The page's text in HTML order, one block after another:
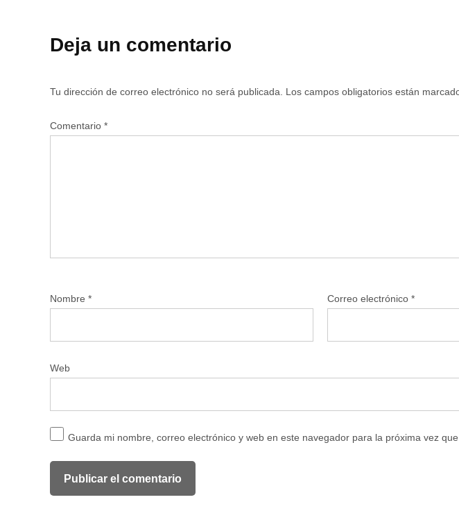
Deja un comentario
Tu dirección de correo electrónico no será publicada. Los campos obligatorios están
Comentario *
Nombre * Correo electrónico *
Web
Guarda mi nombre, correo electrónico y web en este navegador para la próxima vez